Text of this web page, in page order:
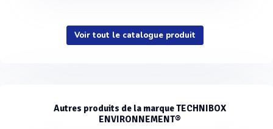
Voir tout le catalogue produit
Autres produits de la marque TECHNIBOX
ENVIRONNEMENT®